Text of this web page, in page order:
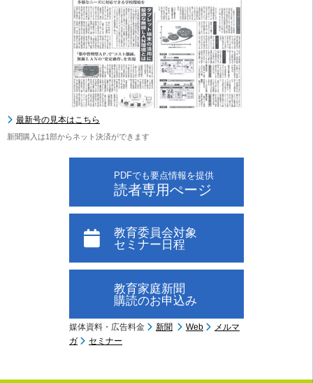
最新号の見本はこちら
新聞購入は1部からネット決済ができます
PDFでも要点情報を提供
読者専用ぺージ
教育委員会対象
セミナー日程
教育家庭新聞
購読のお申込み
媒体資料・広告料金 新聞 Web
メルマ
ガ
セミナー